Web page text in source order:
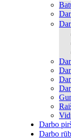
Darbo
Darbo